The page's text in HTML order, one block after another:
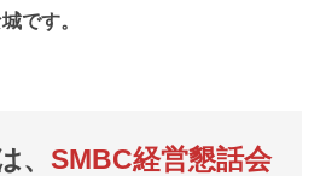
です。
、SMBC経営懇話会